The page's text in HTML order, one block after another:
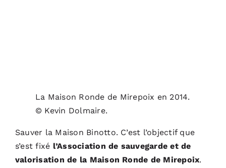
La Maison Ronde de Mirepoix en 2014.
© Kevin Dolmaire.
Sauver la Maison Binotto. C’est l’objectif que
s’est fixé l’Association de sauvegarde et de
valorisation de la Maison Ronde de Mirepoix.